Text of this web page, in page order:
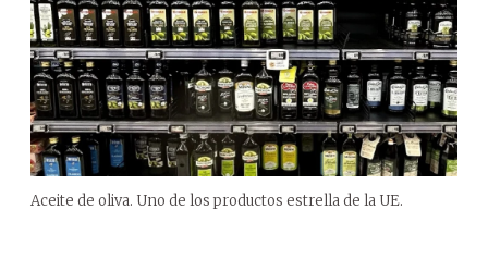
Aceite de oliva. Uno de los productos estrella de la UE.